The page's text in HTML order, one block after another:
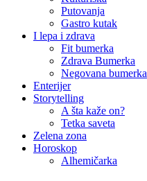
Putovanja
Gastro kutak
I lepa i zdrava
Fit bumerka
Zdrava Bumerka
Negovana bumerka
Enterijer
Storytelling
A šta kaže on?
Tetka saveta
Zelena zona
Horoskop
Alhemičarka